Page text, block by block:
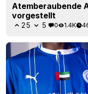
Atemberaubende
vorgestellt
25 5 0 1.4K